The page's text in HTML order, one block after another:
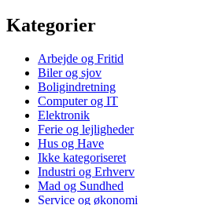
Kategorier
Arbejde og Fritid
Biler og sjov
Boligindretning
Computer og IT
Elektronik
Ferie og lejligheder
Hus og Have
Ikke kategoriseret
Industri og Erhverv
Mad og Sundhed
Service og økonomi